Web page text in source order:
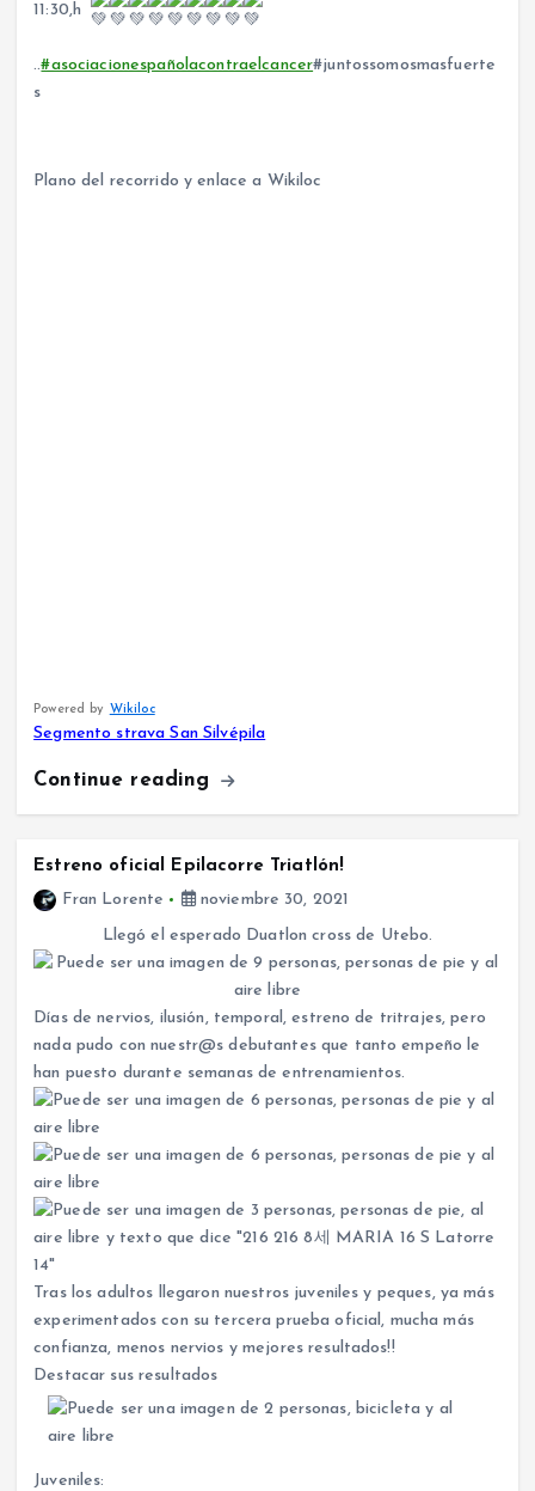
11:30,h
..#asociacionespañolacontraelcancer#juntossomosmasfuerte
s
Plano del recorrido y enlace a Wikiloc
Powered by Wikiloc
Segmento strava San Silvépila
Continue reading
Estreno oficial Epilacorre Triatlón!
Fran Lorente
noviembre 30, 2021
Llegó el esperado Duatlon cross de Utebo.
Días de nervios, ilusión, temporal, estreno de tritrajes, pero
nada pudo con nuestr@s debutantes que tanto empeño le
han puesto durante semanas de entrenamientos.
Tras los adultos llegaron nuestros juveniles y peques, ya más
experimentados con su tercera prueba oficial, mucha más
confianza, menos nervios y mejores resultados!!
Destacar sus resultados
Juveniles: